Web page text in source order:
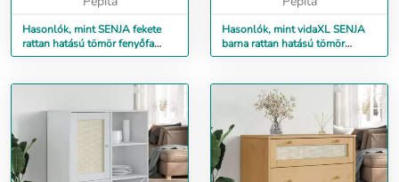
Hasonlók, mint SENJA fekete
rattan hatású tömör fenyőfa
komód 80 x 40 x 80 cm
Hasonlók, mint vidaXL SENJA
barna rattan hatású tömör
fenyőfa komód 80 x 40 x 80 cm